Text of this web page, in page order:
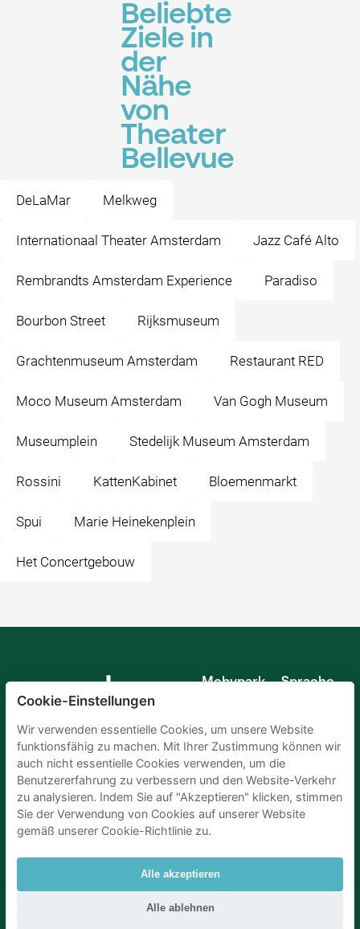
Beliebte
Ziele in
der
Nähe
von
Theater
Bellevue
DeLaMar Melkweg
Internationaal Theater Amsterdam Jazz Café Alto
Rembrandts Amsterdam Experience Paradiso
Bourbon Street Rijksmuseum
Grachtenmuseum Amsterdam Restaurant RED
Moco Museum Amsterdam Van Gogh Museum
Museumplein Stedelijk Museum Amsterdam
Rossini KattenKabinet Bloemenmarkt
Spui Marie Heinekenplein
Het Concertgebouw
Mobypark
Sprache
Spanisch
Französisch
Italienisch
Niederländisch
Parkplaetze Amsterdam|Parkeren Brussel
Cookie-Einstellungen
Wir verwenden essentielle Cookies, um unsere Website
funktionsfähig zu machen. Mit Ihrer Zustimmung können wir
auch nicht essentielle Cookies verwenden, um die
Benutzererfahrung zu verbessern und den Website-Verkehr
zu analysieren. Indem Sie auf "Akzeptieren" klicken, stimmen
Sie der Verwendung von Cookies auf unserer Website
gemäß unserer Cookie-Richtlinie zu.
Alle akzeptieren
Alle ablehnen